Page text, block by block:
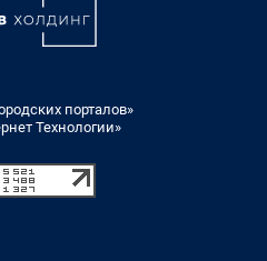
порталов»
Технологии»